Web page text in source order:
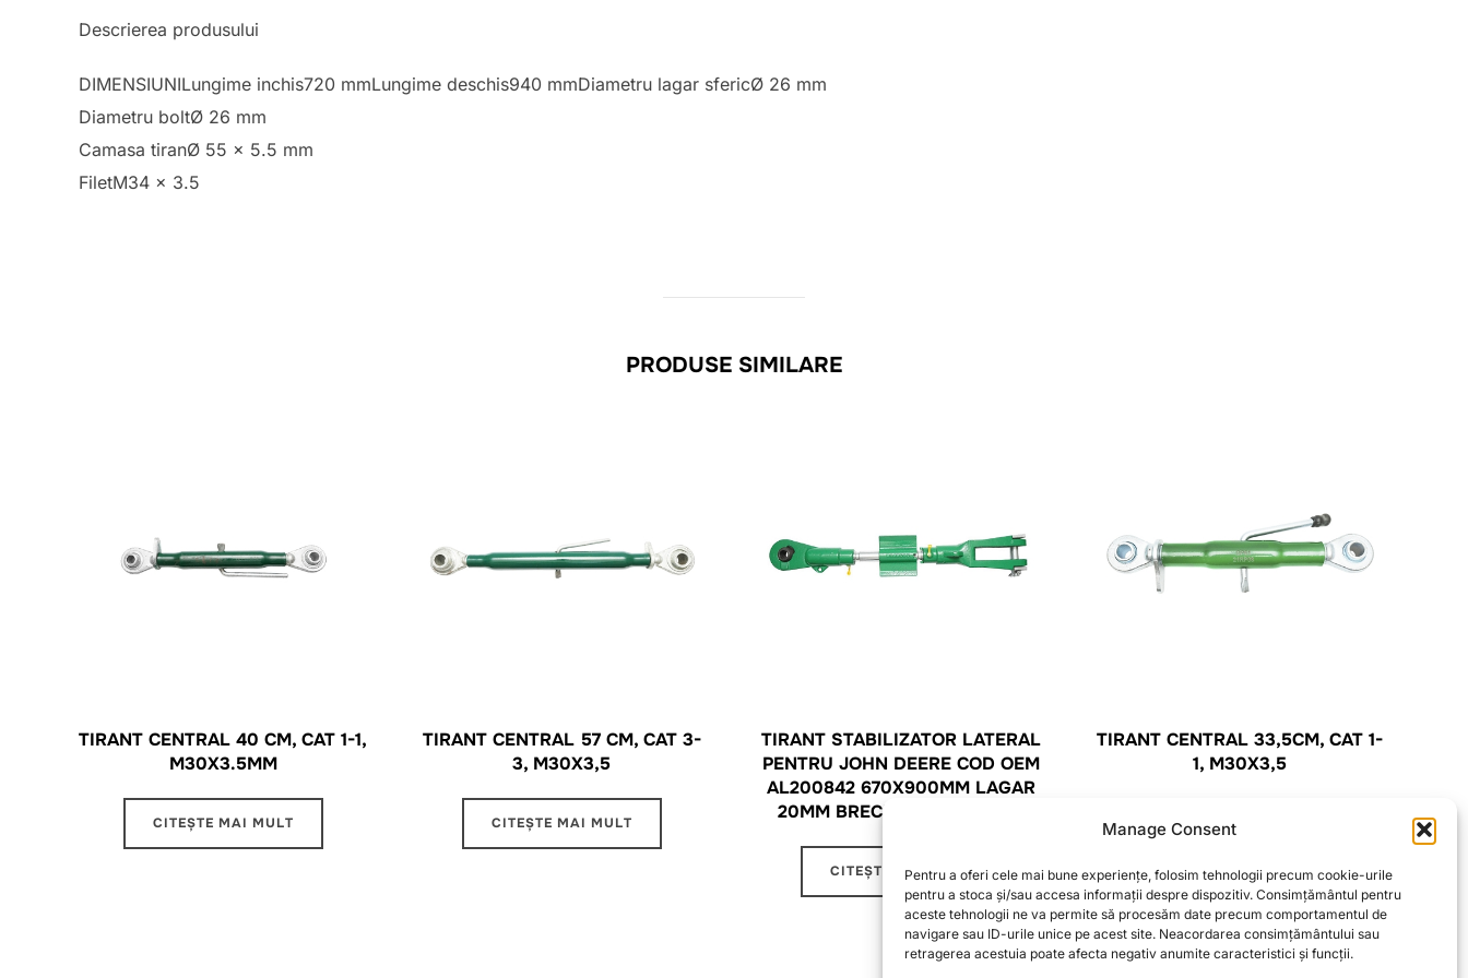
Manage Consent
Pentru a oferi cele mai bune experiențe, folosim tehnologii precum cookie-urile
pentru a stoca și/sau accesa informații despre dispozitiv. Consimțământul pentru
aceste tehnologii ne va permite să procesăm date precum comportamentul de
navigare sau ID-urile unice pe acest site. Neacordarea consimțământului sau
retragerea acestuia poate afecta negativ anumite caracteristici și funcții.
Descrierea produsului
DIMENSIUNILungime inchis720 mmLungime deschis940 mmDiametru lagar sfericØ 26 mm
Diametru boltØ 26 mm
Camasa tiranØ 55 x 5.5 mm
FiletM34 x 3.5
PRODUSE SIMILARE
TIRANT CENTRAL 40 CM, CAT 1-1,
M30X3.5MM
CITEȘTE MAI MULT
TIRANT CENTRAL 57 CM, CAT 3-
3, M30X3,5
CITEȘTE MAI MULT
TIRANT STABILIZATOR LATERAL
PENTRU JOHN DEERE COD OEM
AL200842 670X900MM LAGAR
20MM BRECKNER GERMANY
CITEȘTE MAI MULT
TIRANT CENTRAL 33,5CM, CAT 1-
1, M30X3,5
CITEȘTE MAI MULT